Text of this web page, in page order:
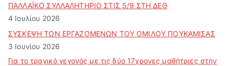
ΠΑΛΛΑΪΚΟ ΣΥΛΛΑΛΗΤΗΡΙΟ ΣΤΙΣ 5/9 ΣΤΗ ΔΕΘ
4 Ιουλίου 2026
ΣΥΣΚΕΨΗ ΤΩΝ ΕΡΓΑΖΟΜΕΝΩΝ ΤΟΥ ΟΜΙΛΟΥ ΠΟΥΚΑΜΙΣΑΣ
3 Ιουνίου 2026
Για το τραγικό γεγονός με τις δύο 17χρονες μαθήτριες στην